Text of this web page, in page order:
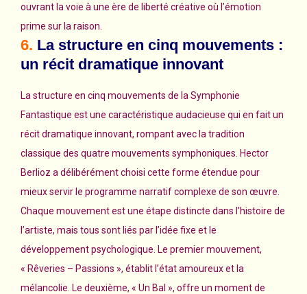
ouvrant la voie à une ère de liberté créative où l’émotion
prime sur la raison.
6. La structure en cinq mouvements :
un récit dramatique innovant
La structure en cinq mouvements de la Symphonie
Fantastique est une caractéristique audacieuse qui en fait un
récit dramatique innovant, rompant avec la tradition
classique des quatre mouvements symphoniques. Hector
Berlioz a délibérément choisi cette forme étendue pour
mieux servir le programme narratif complexe de son œuvre.
Chaque mouvement est une étape distincte dans l’histoire de
l’artiste, mais tous sont liés par l’idée fixe et le
développement psychologique. Le premier mouvement,
« Rêveries – Passions », établit l’état amoureux et la
mélancolie. Le deuxième, « Un Bal », offre un moment de